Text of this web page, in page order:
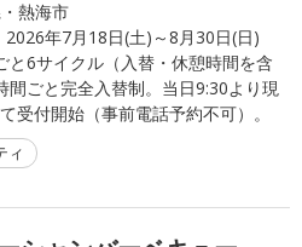
熱海市
2026年7月18日(土)～8月30日(日)
と6サイクル（入替・休憩時間を含
間ごと完全入替制。当日9:30より現
受付開始（事前電話予約不可）。
ィ